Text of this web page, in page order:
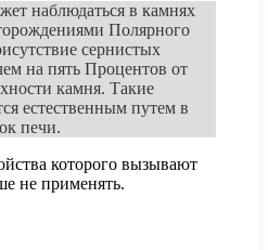
наблюдаться в камнях
Полярного
сернистых
на пять Процентов от
камня. Такие
естественным путем в
печи.
которого вызывают
не применять.